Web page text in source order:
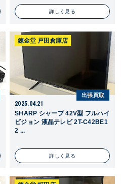
詳しく見る
錬金堂 戸田倉庫店
出張買取
2025.04.21
SHARP シャープ 42V型 フルハイ
ビジョン 液晶テレビ 2T-C42BE1
2 ...
詳しく見る